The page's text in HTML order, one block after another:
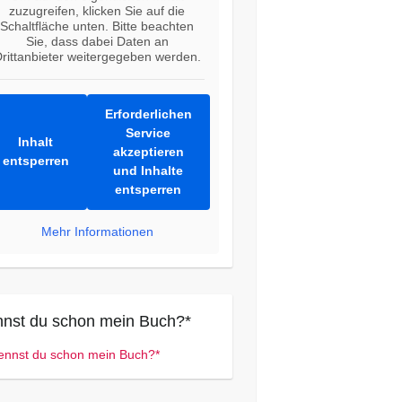
zuzugreifen, klicken Sie auf die
Schaltfläche unten. Bitte beachten
Sie, dass dabei Daten an
weitergegeben werden.
Inhalt
entsperren
Erforderlichen
Service
akzeptieren
und Inhalte
entsperren
Mehr Informationen
du schon mein Buch?*